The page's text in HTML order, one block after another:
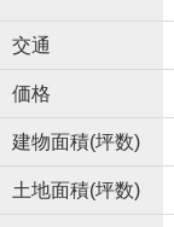
交通
価格
建物面積(坪数)
土地面積(坪数)